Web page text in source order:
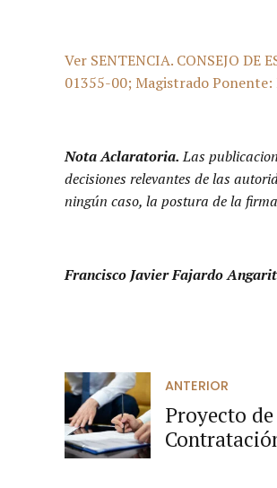
Ver SENTENCIA. CONSEJO DE
01355-00; Magistrado Ponente:
Nota Aclaratoria.Las
decisiones relevantes de las
ningún caso, la postura de la
Francisco Javier Fajardo
ANTERIOR
Proyecto